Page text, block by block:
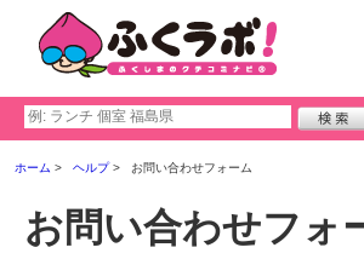
ホーム ヘルプ お問い合わせフォーム
お問い合わせフォ